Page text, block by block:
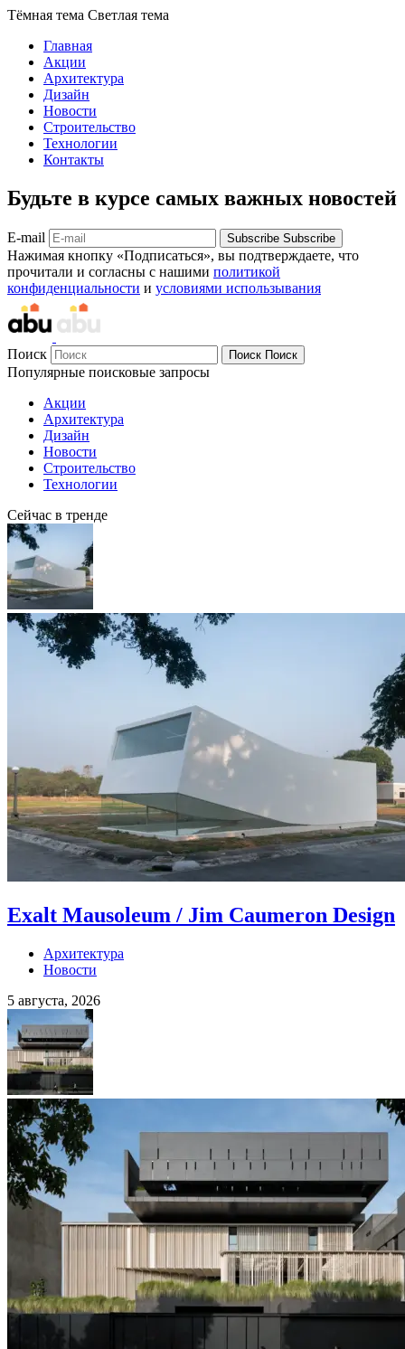
Тёмная тема Светлая тема
Главная
Акции
Архитектура
Дизайн
Новости
Строительство
Технологии
Контакты
Будьте в курсе самых важных новостей
E-mail Subscribe Subscribe
Нажимая кнопку «Подписаться», вы подтверждаете, что
прочитали и согласны с нашими политикой
конфиденциальности и условиями использывания
Поиск Поиск Поиск
Популярные поисковые запросы
Акции
Архитектура
Дизайн
Новости
Строительство
Технологии
Сейчас в тренде
Exalt Mausoleum / Jim Caumeron Design
Архитектура
Новости
5 августа, 2026